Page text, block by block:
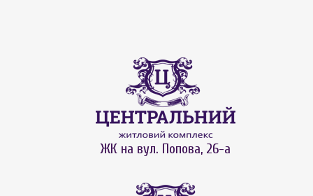
ЖК на вул. Попова, 26-а